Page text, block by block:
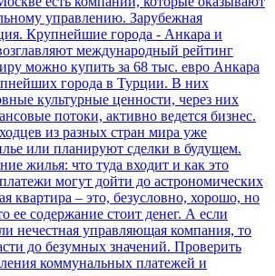
управлению. Зарубежная
Крупнейшие города - Анкара и
международный рейтинг
можно купить за 68 тыс. евро Анкара
города в Турции. В них
культурные ценности, через них
потоки, активно ведется бизнес.
из разных стран мира уже
или планируют сделки в будущем.
жилья: что туда входит и как это
могут дойти до астрономических
квартира – это, безусловно, хорошо, но
ее содержание стоит денег. А если
нечестная управляющая компания, то
до безумных значений. Проверить
коммунальных платежей и